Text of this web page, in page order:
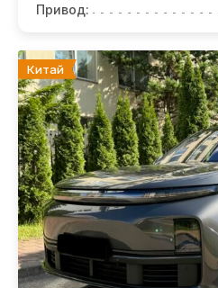
Привод:
Китай